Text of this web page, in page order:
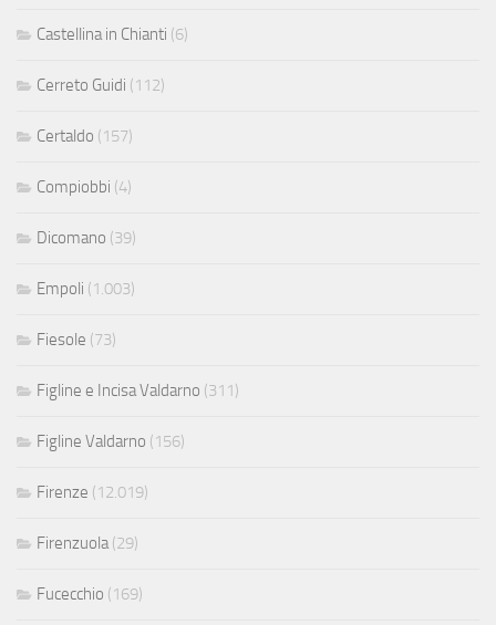
Castellina in Chianti (6)
Cerreto Guidi (112)
Certaldo (157)
Compiobbi (4)
Dicomano (39)
Empoli (1.003)
Fiesole (73)
Figline e Incisa Valdarno (311)
Figline Valdarno (156)
Firenze (12.019)
Firenzuola(29)
Fucecchio (169)